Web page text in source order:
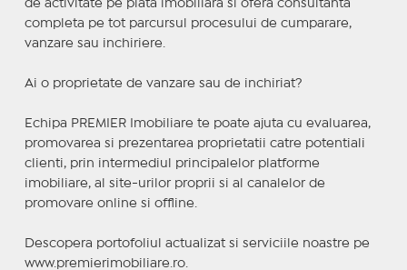
de activitate pe piata imobiliara si ofera consultanta
completa pe tot parcursul procesului de cumparare,
vanzare sau inchiriere.
Ai o proprietate de vanzare sau de inchiriat?
Echipa PREMIER Imobiliare te poate ajuta cu evaluarea,
promovarea si prezentarea proprietatii catre potentiali
clienti, prin intermediul principalelor platforme
imobiliare, al site-urilor proprii si al canalelor de
promovare online si offline.
Descopera portofoliul actualizat si serviciile noastre pe
www.premierimobiliare.ro.